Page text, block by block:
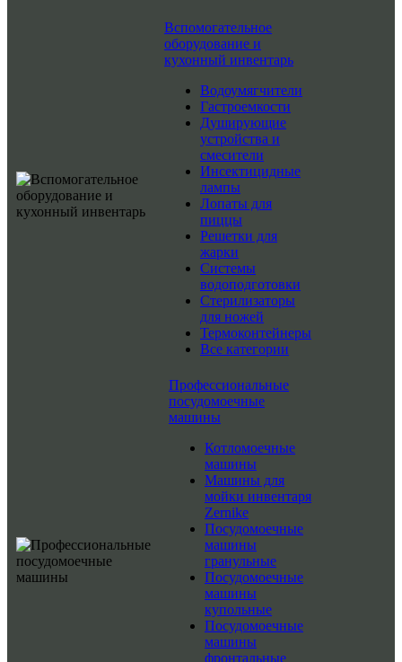
Вспомогательное
оборудование и
кухонный инвентарь
Водоумягчители
Гастроемкости
Душирующие
устройства и
смесители
Инсектицидные
лампы
Лопаты для
пиццы
Решетки для
жарки
Системы
водоподготовки
Стерилизаторы
для ножей
Термоконтейнеры
Все категории
Профессиональные
посудомоечные
машины
Котломоечные
машины
Машины для
мойки инвентаря
Zernike
Посудомоечные
машины
гранульные
Посудомоечные
машины
купольные
Посудомоечные
машины
фронтальные